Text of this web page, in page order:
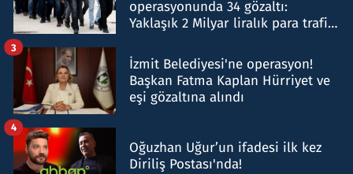
operasyonunda 34 gözaltı:
Yaklaşık 2 Milyar liralık para trafiği
İzmit Belediyesi'ne operasyon!
Başkan Fatma Kaplan Hürriyet ve
eşi gözaltına alındı
3
Oğuzhan Uğur’un ifadesi ilk kez
Diriliş Postası'nda!
4